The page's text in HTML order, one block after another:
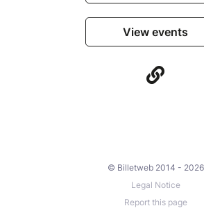
View events
© Billetweb 2014 - 2026
Legal Notice
Report this page